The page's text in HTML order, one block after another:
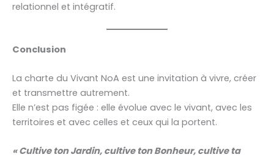
relationnel et intégratif.
Conclusion
La charte du Vivant NoA est une invitation à vivre, créer
et transmettre autrement.
Elle n’est pas figée : elle évolue avec le vivant, avec les
territoires et avec celles et ceux qui la portent.
« Cultive ton Jardin, cultive ton Bonheur, cultive ta